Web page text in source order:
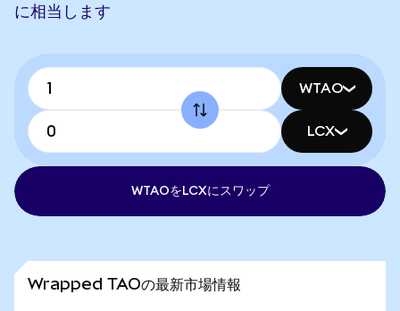
に相当します
WTAO
LCX
WTAOをLCXにスワップ
Wrapped TAOの最新市場情報